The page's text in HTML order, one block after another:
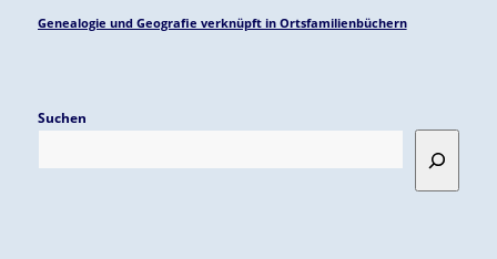
Genealogie und Geografie verknüpft in Ortsfamilienbüchern
Suchen